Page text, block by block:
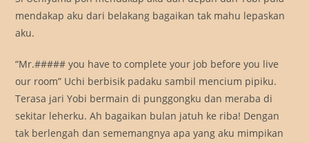
mendakap aku dari belakang bagaikan tak mahu lepaskan
aku.
“Mr.##### you have to complete your job before you live
our room” Uchi berbisik padaku sambil mencium pipiku.
Terasa jari Yobi bermain di punggongku dan meraba di
sekitar leherku. Ah bagaikan bulan jatuh ke riba! Dengan
tak berlengah dan sememangnya apa yang aku mimpikan